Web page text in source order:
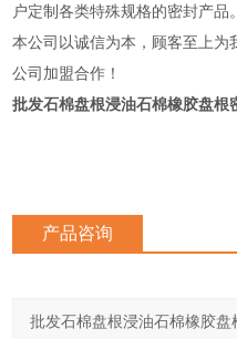
户定制各类特殊规格的密封产品。
本公司以诚信为本，顾客至上为
公司加盟合作！
批发石棉盘根浸油石棉橡胶盘根
产品咨询